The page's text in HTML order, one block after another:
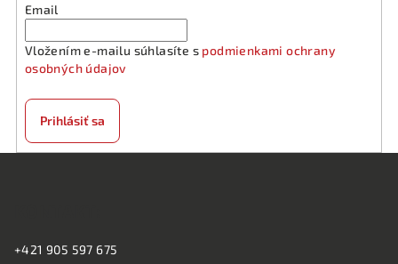
Email
Vložením e-mailu súhlasíte s podmienkami ochrany
osobných údajov
Prihlásiť sa
+421 905 597 675